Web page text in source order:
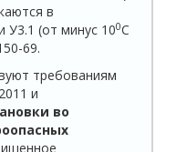
в
У3.1 (от минус 100С
69.
требованиям
и
во